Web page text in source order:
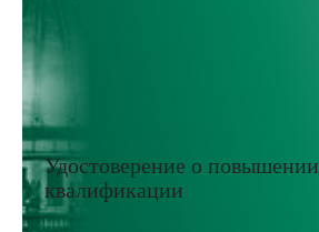
Удостоверение о повышении
квалификации